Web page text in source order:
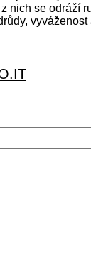
nich se odráží